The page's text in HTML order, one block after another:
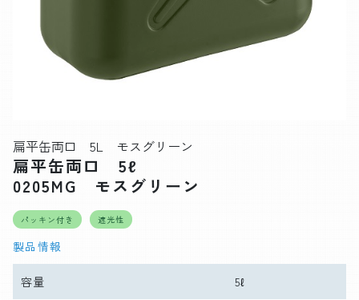
扁平缶両口 5L モスグリーン
扁平缶両口 5ℓ
0205MG モスグリーン
パッキン付き 遮光性
製品情報
容量 5ℓ